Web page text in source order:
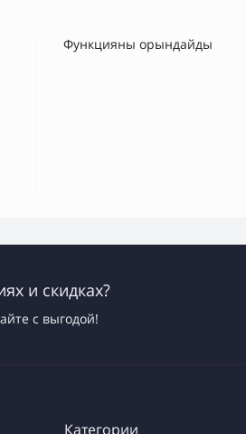
Функцияны орындайды
и скидках?
с выгодой!
Категории